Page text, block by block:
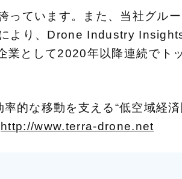
っています。また、当社グル
より、Drone Industry
業として2020年以降連続でト
的な移動を支える“低空域経済
http://www.terra-drone.net